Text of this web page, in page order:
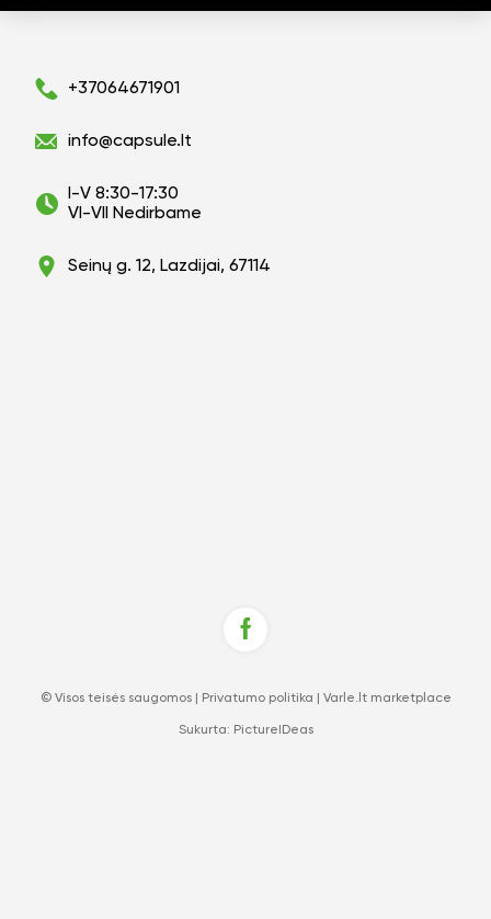
+37064671901
info@capsule.lt
I-V 8:30-17:30
VI-VII Nedirbame
Seinų g. 12, Lazdijai, 67114
© Visos teisės saugomos | Privatumo politika Varle.lt marketplace
Sukurta: PictureIDeas